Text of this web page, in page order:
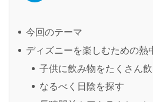
今回のテーマ
ディズニーを楽しむための熱
子供に飲み物をたくさん
なるべく日陰を探す